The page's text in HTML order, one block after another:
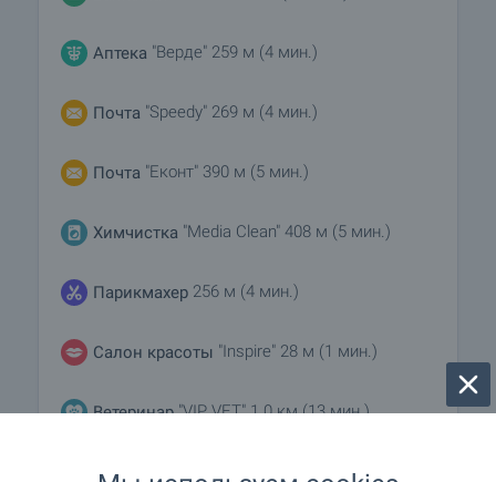
Аптека "Верде" 259 м (4 мин.)
Почта "Speedy" 269 м (4 мин.)
Почта "Еконт" 390 м (5 мин.)
Химчистка "Media Clean" 408 м (5 мин.)
Парикмахер 256 м (4 мин.)
Салон красоты "Inspire" 28 м (1 мин.)
Ветеринар"VIP VET" 1.0 км (13 мин.)